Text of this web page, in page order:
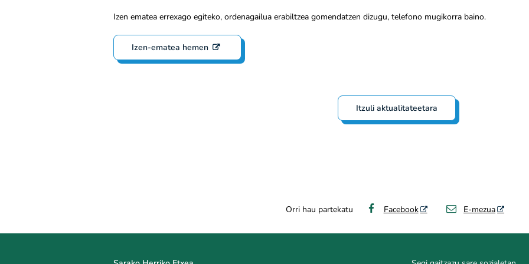
Izen ematea errexago egiteko, ordenagailua erabiltzea gomendatzen dizugu, telefono mugikorra baino.
Izen-ematea hemen
Itzuli aktualitateetara
Orri hau partekatu Facebook E-mezua